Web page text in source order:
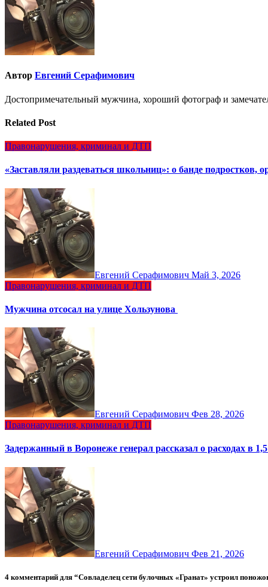
Автор Евгений Серафимович
Достопримечательный мужчина, хороший фотограф и
Related Post
Правонарушения, криминал и ДТП
«Заставляли раздеваться школьниц»: о банде
Евгений Серафимович Май 3, 2026
Правонарушения, криминал и ДТП
Мужчина отсосал на улице Хользунова
Евгений Серафимович Фев 28, 2026
Правонарушения, криминал и ДТП
Задержанный в Воронеже генерал рассказал о расходах в
Евгений Серафимович Фев 21, 2026
4 комментарий для “Совладелец сети булочных «Гранат» устроил